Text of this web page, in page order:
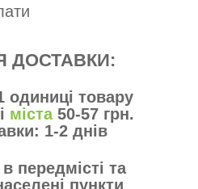
ДОСТАВКИ:
одиниці товару
міста50-57 грн.
1-2 днів
передмісті та
пункти